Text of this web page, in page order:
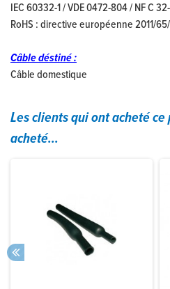
IEC 60332-1 / VDE 0472-804 / NF C
RoHS : directive européenne 2011/
Câble déstiné :
Câble domestique
Les clients qui ont acheté
acheté...